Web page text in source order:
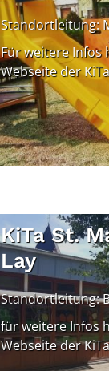
Standortleitung:
Für weitere Infos
Webseite der
KiTa St.
Lay
Standortleitung:
für weitere Infos
Webseite der